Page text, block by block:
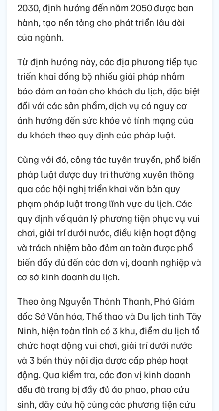
2030, định hướng đến năm 2050 được ban
hành, tạo nền tảng cho phát triển lâu dài
của ngành.
Từ định hướng này, các địa phương tiếp tục
triển khai đồng bộ nhiều giải pháp nhằm
bảo đảm an toàn cho khách du lịch, đặc biệt
đối với các sản phẩm, dịch vụ có nguy cơ
ảnh hưởng đến sức khỏe và tính mạng của
du khách theo quy định của pháp luật.
Cùng với đó, công tác tuyên truyền, phổ biến
pháp luật được duy trì thường xuyên thông
qua các hội nghị triển khai văn bản quy
phạm pháp luật trong lĩnh vực du lịch. Các
quy định về quản lý phương tiện phục vụ vui
chơi, giải trí dưới nước, điều kiện hoạt động
và trách nhiệm bảo đảm an toàn được phổ
biến đầy đủ đến các đơn vị, doanh nghiệp và
cơ sở kinh doanh du lịch.
Theo ông Nguyễn Thành Thanh, Phó Giám
đốc Sở Văn hóa, Thể thao và Du lịch tỉnh Tây
Ninh, hiện toàn tỉnh có 3 khu, điểm du lịch tổ
chức hoạt động vui chơi, giải trí dưới nước
và 3 bến thủy nội địa được cấp phép hoạt
động. Qua kiểm tra, các đơn vị kinh doanh
đều đã trang bị đầy đủ áo phao, phao cứu
sinh, dây cứu hộ cùng các phương tiện cứu